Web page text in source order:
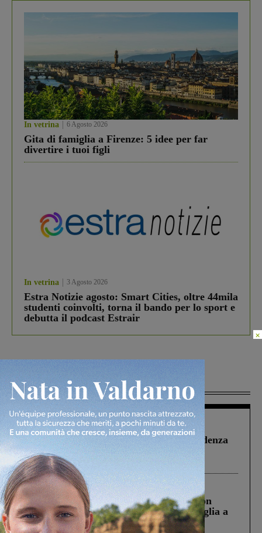
In vetrina 6 Agosto 2026
Gita di famiglia a Firenze: 5 idee per far
divertire i tuoi figli
In vetrina 3 Agosto 2026
Estra Notizie agosto: Smart Cities, oltre 44mila
studenti coinvolti, torna il bando per lo sport e
debutta il podcast Estrair
Più lette
Figline Incisa Valdarno 1 Agosto 2026
Piscina di Figline finanziata oltre la scadenza
Pnrr, il gruppo di Fratelli d’Italia: “Un
ringraziamento al Governo”
Cronaca 3 Agosto 2026
Scomparso da una struttura di Castiglion
Fiorentino l’uomo che aveva ucciso la figlia a
Levane nel 2020
×